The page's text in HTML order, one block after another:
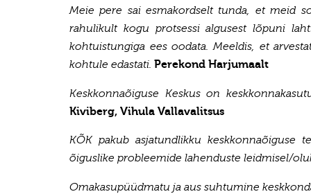
Meie pere sai esmakordselt tunda, et meid
rahulikult kogu protsessi algusest lõpuni
kohtuistungiga ees oodata. Meeldis, et
kohtule edastati. Perekond Harjumaalt
Keskkonnaõiguse Keskus on
Kiviberg, Vihula Vallavalitsus
KÕK pakub asjatundlikku keskkonnaõiguse
õiguslike probleemide lahenduste leidmisel/
Omakasupüüdmatu ja aus suhtumine